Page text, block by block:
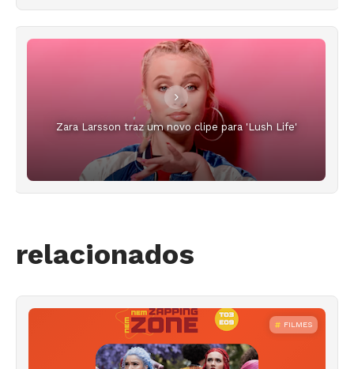
Zara Larsson traz um novo clipe para 'Lush Life'
relacionados
FILMES